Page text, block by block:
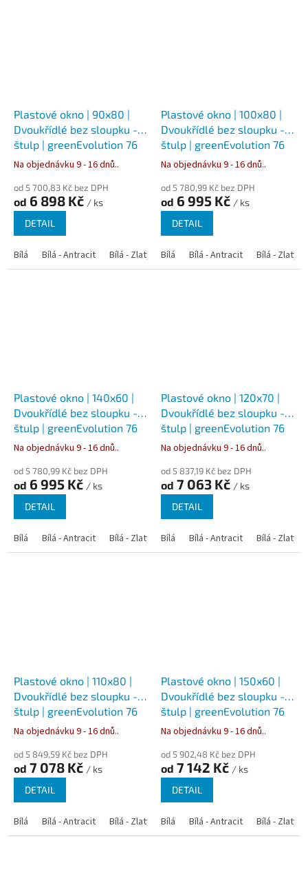
Plastové okno | 90x80 |
Dvoukřídlé bez sloupku -
štulp | greenEvolution 76
Na objednávku 9 - 16 dnů..
od 5 700,83 Kč bez DPH
od 6 898 Kč / ks
DETAIL
Bílá Bílá - Antracit Bílá - Zlatý dub Bílá - Tmavý dub Bílá -
Plastové okno | 100x80 |
Dvoukřídlé bez sloupku -
štulp | greenEvolution 76
Na objednávku 9 - 16 dnů..
od 5 780,99 Kč bez DPH
od 6 995 Kč / ks
DETAIL
Bílá Bílá - Antracit Bílá - Zlatý
Plastové okno | 140x60 |
Dvoukřídlé bez sloupku -
štulp | greenEvolution 76
Na objednávku 9 - 16 dnů..
od 5 780,99 Kč bez DPH
od 6 995 Kč / ks
DETAIL
Bílá Bílá - Antracit Bílá - Zlatý dub Bílá - Tmavý dub Bílá -
Plastové okno | 120x70 |
Dvoukřídlé bez sloupku -
štulp | greenEvolution 76
Na objednávku 9 - 16 dnů..
od 5 837,19 Kč bez DPH
od 7 063 Kč / ks
DETAIL
Bílá Bílá - Antracit Bílá - Zlatý
Plastové okno | 110x80 |
Dvoukřídlé bez sloupku -
štulp | greenEvolution 76
Na objednávku 9 - 16 dnů..
od 5 849,59 Kč bez DPH
od 7 078 Kč / ks
DETAIL
Bílá Bílá - Antracit Bílá - Zlatý dub Bílá - Tmavý dub Bílá -
Plastové okno | 150x60 |
Dvoukřídlé bez sloupku -
štulp | greenEvolution 76
Na objednávku 9 - 16 dnů..
od 5 902,48 Kč bez DPH
od 7 142 Kč / ks
DETAIL
Bílá Bílá - Antracit Bílá - Zlatý